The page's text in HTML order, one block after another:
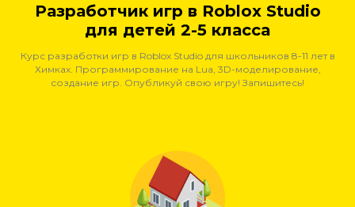
Разработчик игр в Roblox Studio
для детей 2-5 класса
Курс разработки игр в Roblox Studio для школьников 8-11 лет в
Химках. Программирование на Lua, 3D-моделирование,
создание игр. Опубликуй свою игру! Запишитесь!